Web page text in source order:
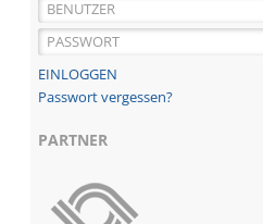
Passwort vergessen?
PARTNER